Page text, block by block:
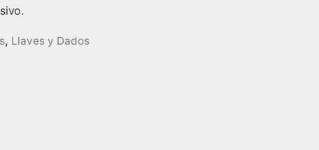
, Llaves y Dados